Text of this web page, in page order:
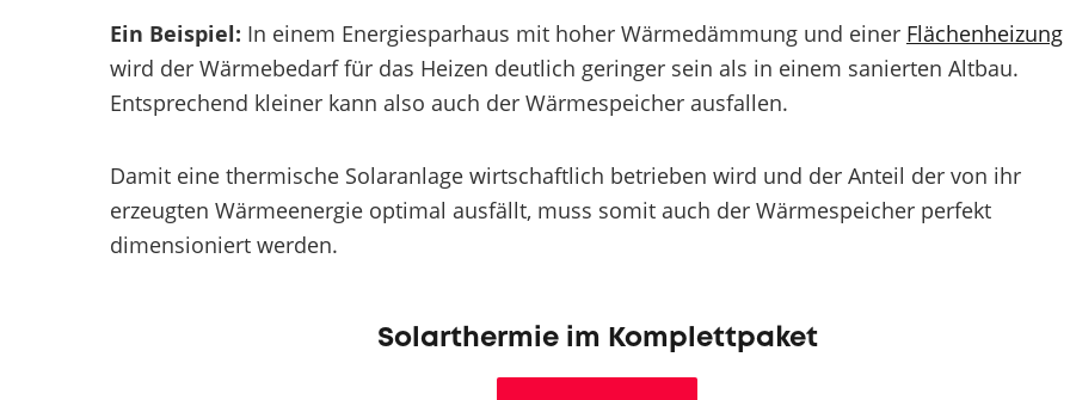
Ein Beispiel: In einem Energiesparhaus mit hoher Wärmedämmung und einer Flächenheizung
wird der Wärmebedarf für das Heizen deutlich geringer sein als in einem sanierten Altbau.
Entsprechend kleiner kann also auch der Wärmespeicher ausfallen.
Damit eine thermische Solaranlage wirtschaftlich betrieben wird und der Anteil der von ihr
erzeugten Wärmeenergie optimal ausfällt, muss somit auch der Wärmespeicher perfekt
dimensioniert werden.
Solarthermie im Komplettpaket